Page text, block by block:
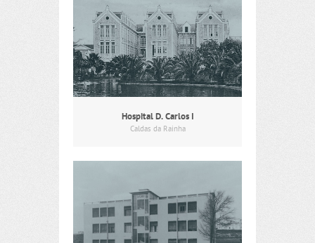
Hospital D. Carlos I
Caldas da Rainha